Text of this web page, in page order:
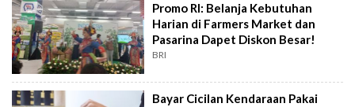
Promo RI: Belanja Kebutuhan
Harian di Farmers Market dan
Pasarina Dapet Diskon Besar!
BRI
Bayar Cicilan Kendaraan Pakai